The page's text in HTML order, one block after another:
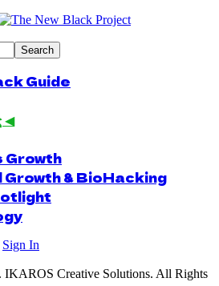
Guide
◀
Growth
& BioHacking
Sign In
Creative Solutions. All Rights